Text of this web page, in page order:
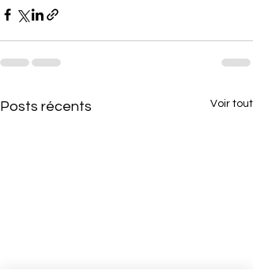
Posts récents Voir tout